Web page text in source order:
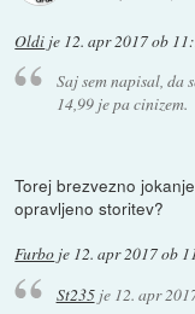
Oldi je 12. apr 2017 ob
Saj sem napisal, da
14,99 je pa cinizem.
Torej brezvezno
opravljeno storitev?
Furbo je 12. apr 2017 ob
St235je 12. apr